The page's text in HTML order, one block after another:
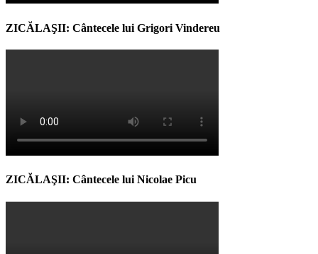
ZICĂLAŞII: Cântecele lui Grigori Vindereu
ZICĂLAŞII: Cântecele lui Nicolae Picu